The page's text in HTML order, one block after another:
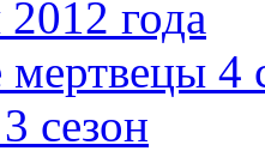
года
4
сезон